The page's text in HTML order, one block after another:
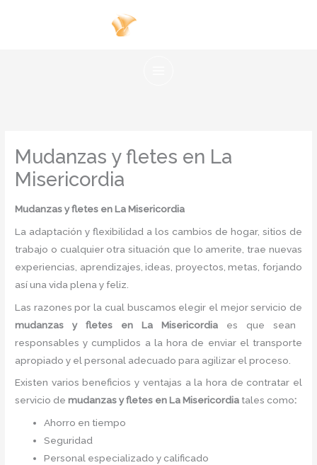
Mudanzas y fletes en La
Misericordia
Mudanzas y fletes en La Misericordia
La adaptación y flexibilidad a los cambios de hogar, sitios de
trabajo o cualquier otra situación que lo amerite, trae nuevas
experiencias, aprendizajes, ideas, proyectos, metas, forjando
así una vida plena y feliz.
Las razones por la cual buscamos elegir el mejor servicio de
mudanzas y fletes
en La Misericordia es
que sean
responsables y cumplidos a la hora de enviar el transporte
apropiado y el personal adecuado para agilizar el proceso.
Existen varios beneficios y ventajas a la hora de contratar el
servicio de mudanzas y fletes en La Misericordia tales como:
Ahorro en tiempo
Seguridad
Personal especializado y calificado